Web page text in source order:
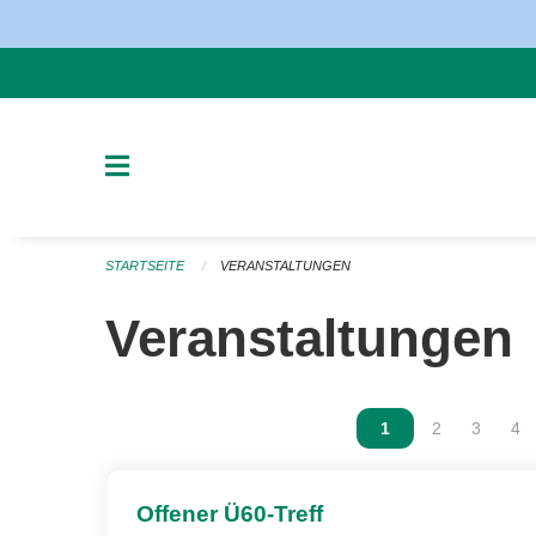
STARTSEITE VERANSTALTUNGEN
Veranstaltungen
Vous êtes sur la
1 Vous êtes
2 Vous
3 4
Offener Ü60-Treff